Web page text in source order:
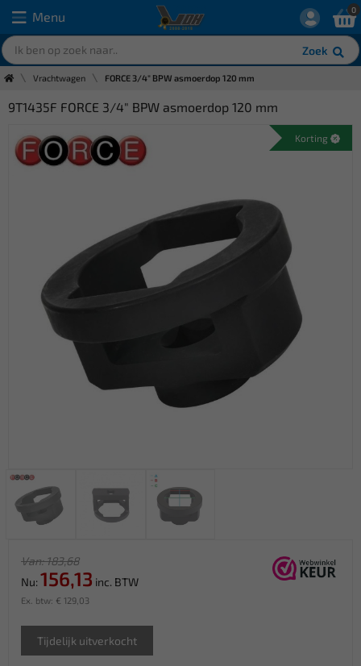
Menu
Zoek
0
Vrachtwagen FORCE 3/4" BPW asmoerdop 120 mm
9T1435F FORCE 3/4" BPW asmoerdop 120 mm
Korting
Van: 183,68
Nu: 156,13 inc. BTW
Ex. btw: € 129,03
Tijdelijk uitverkocht